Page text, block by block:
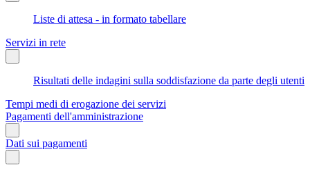
Liste di attesa - in formato tabellare
Servizi in rete
Risultati delle indagini sulla soddisfazione da parte degli utenti
Tempi medi di erogazione dei servizi
Pagamenti dell'amministrazione
Dati sui pagamenti